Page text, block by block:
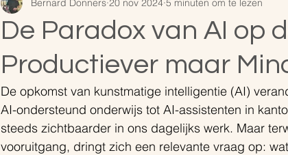
De Paradox van AI op
Productiever maar
De opkomst van kunstmatige intelligentie (AI)
AI-ondersteund onderwijs tot AI-assistenten in
steeds zichtbaarder in ons dagelijks werk. Maar
vooruitgang, dringt zich een relevante vraag op: